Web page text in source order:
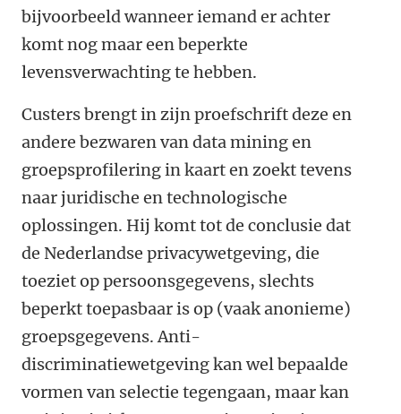
bijvoorbeeld wanneer iemand er achter
komt nog maar een beperkte
levensverwachting te hebben.
Custers brengt in zijn proefschrift deze en
andere bezwaren van data mining en
groepsprofilering in kaart en zoekt tevens
naar juridische en technologische
oplossingen. Hij komt tot de conclusie dat
de Nederlandse privacywetgeving, die
toeziet op persoonsgegevens, slechts
beperkt toepasbaar is op (vaak anonieme)
groepsgegevens. Anti-
discriminatiewetgeving kan wel bepaalde
vormen van selectie tegengaan, maar kan